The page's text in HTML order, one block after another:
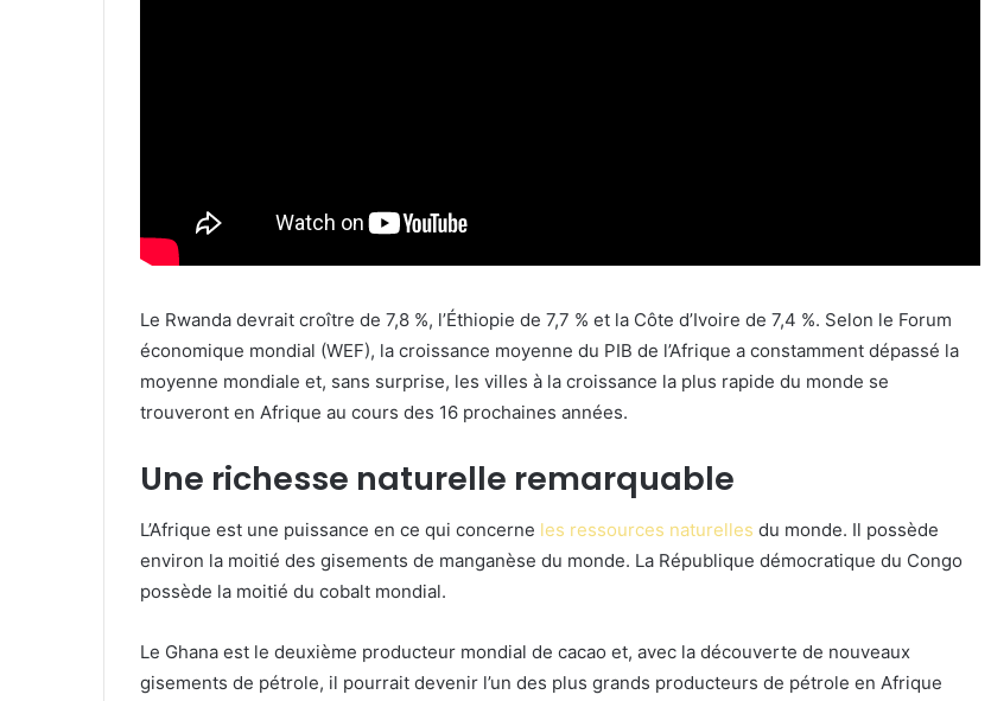
Le Rwanda devrait croître de 7,8 %, l’Éthiopie de 7,7 % et la Côte d’Ivoire de 7,4 %. Selon le Forum
économique mondial (WEF), la croissance moyenne du PIB de l’Afrique a constamment dépassé la
moyenne mondiale et, sans surprise, les villes à la croissance la plus rapide du monde se
trouveront en Afrique au cours des 16 prochaines années.
Une richesse naturelle remarquable
L’Afrique est une puissance en ce qui concerne les ressources naturelles du monde. Il possède
environ la moitié des gisements de manganèse du monde. La République démocratique du Congo
possède la moitié du cobalt mondial.
Le Ghana est le deuxième producteur mondial de cacao et, avec la découverte de nouveaux
gisements de pétrole, il pourrait devenir l’un des plus grands producteurs de pétrole en Afrique